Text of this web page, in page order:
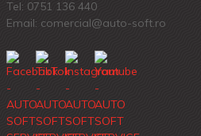
Tel: 0751 136 440
Email: comercial@auto-soft.ro